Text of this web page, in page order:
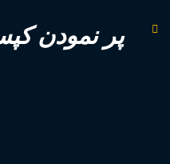
پر نمودن